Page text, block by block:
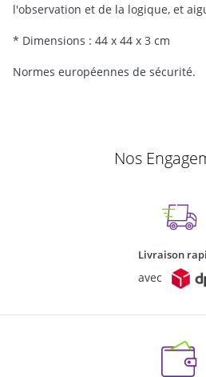
l'observation et de la logique, et
* Dimensions : 44 x 44 x 3 cm
Normes européennes de sécurité.
Nos
Livraison
avec